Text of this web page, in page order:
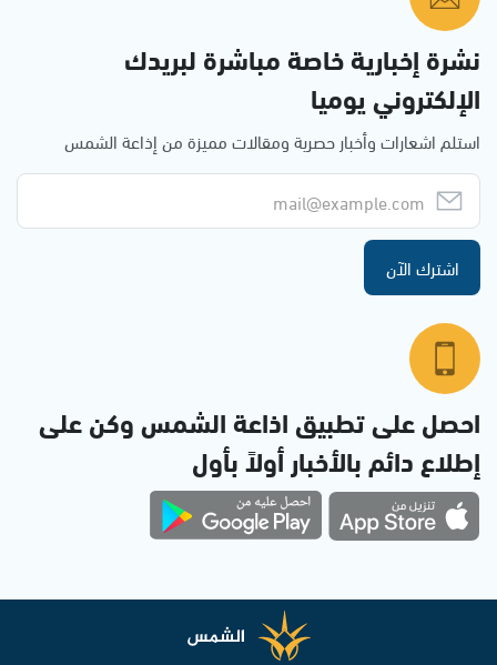
نشرة إخبارية خاصة مباشرة لبريدك
الإلكتروني يوميا
استلم اشعارات وأخبار حصرية ومقالات مميزة من إذاعة الشمس
اشترك الآن
احصل على تطبيق اذاعة الشمس وكن على
إطلاع دائم بالأخبار أولاً بأول